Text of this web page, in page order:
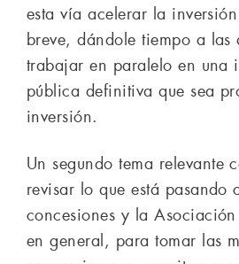
esta vía acelerar la
breve, dándole tiempo a las
trabajar en paralelo en una
pública definitiva que sea
inversión.
Un segundo tema relevante
revisar lo que está pasando
concesiones y la Asociación
en general, para tomar las